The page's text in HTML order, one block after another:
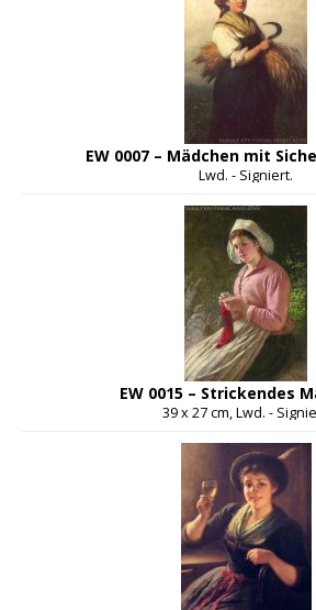
EW 0007 – Mädchen mit
Lwd. - Signiert.
EW 0015 – Strickendes
39 x 27 cm, Lwd. -